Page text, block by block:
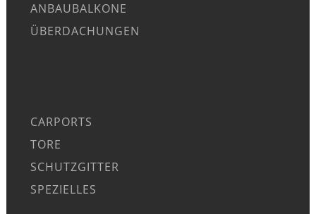
ANBAUBALKONE
ÜBERDACHUNGEN
CARPORTS
TORE
SCHUTZGITTER
SPEZIELLES